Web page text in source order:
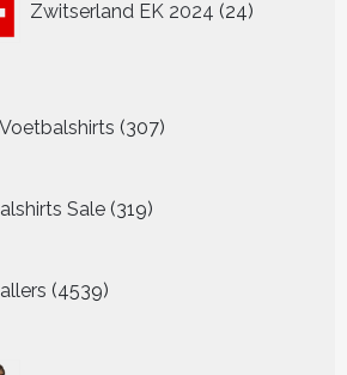
Zwitserland EK 2024 24
producten
307
producten
Sale 319
319
producten
4539
producten